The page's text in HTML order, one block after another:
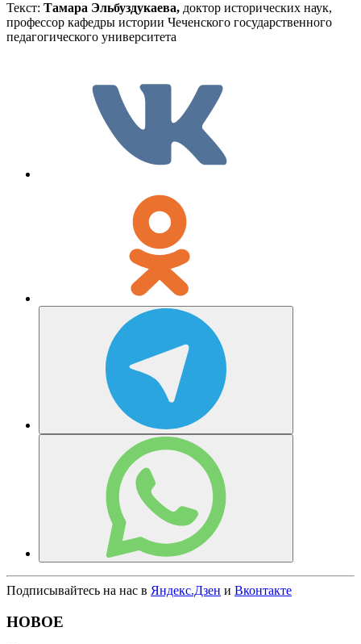
Текст: Тамара Эльбуздукаева, доктор исторических наук,
профессор кафедры истории Чеченского государственного
педагогического университета
Подписывайтесь на нас в Яндекс.Дзен и Вконтакте
НОВОЕ